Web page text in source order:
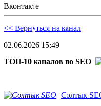
Вконтакте
<< Вернуться на канал
02.06.2026 15:49
ТОП-10 каналов по SEO
Солтык